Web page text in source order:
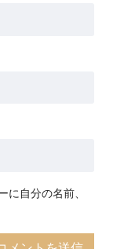
に自分の名前、